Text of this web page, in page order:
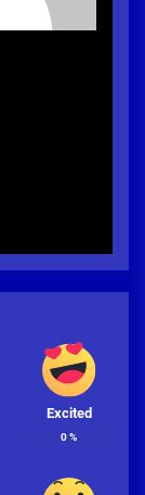
Excited
0%